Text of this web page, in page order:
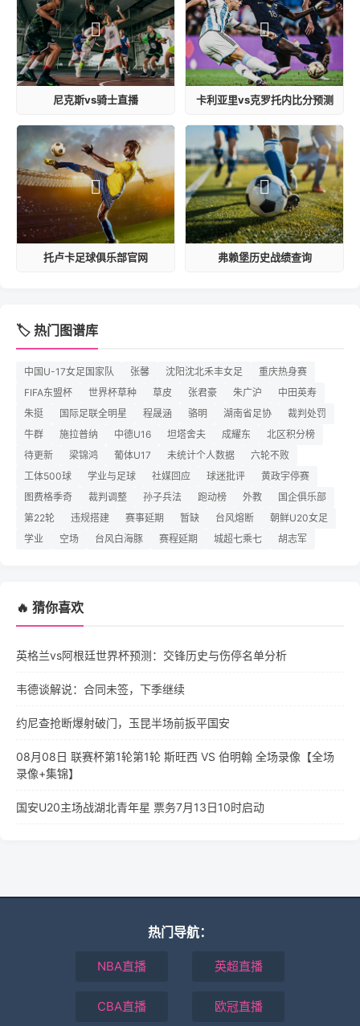
尼克斯vs骑士直播 卡利亚里vs克罗托内比分预测
托卢卡足球俱乐部官网 弗赖堡历史战绩查询
🏷️ 热门图谱库
中国U-17女足国家队 张馨 沈阳沈北禾丰女足
重庆热身赛
FIFA东盟杯
世界杯草种 草皮 张君豪 朱广沪
中田英寿
朱挺
国际足联全明星 程晟涵 骆明 湖南省足协
裁判处罚
牛群
施拉普纳 中德U16 坦塔舍夫 成耀东
北区积分榜
待更新
梁锦鸿 葡体U17 未统计个人数据
六轮不败
工体500球
学业与足球 社媒回应 球迷批评
黄政宇停赛
图费格季奇
裁判调整 孙子兵法 跑动榜 外教
国企俱乐部
第22轮
违规搭建 赛事延期 暂缺 台风熔断
朝鲜U20女足
学业
空场 台风白海豚 赛程延期 城超七乘七 胡志军
🔥 猜你喜欢
英格兰vs阿根廷世界杯预测：交锋历史与伤停名单分析
韦德谈解说：合同未签，下季继续
约尼查抢断爆射破门，玉昆半场前扳平国安
08月08日 联赛杯第1轮第1轮 斯旺西 VS 伯明翰 全场录像【全场
录像+集锦】
国安U20主场战湖北青年星 票务7月13日10时启动
热门导航：
NBA直播 英超直播
CBA直播 欧冠直播